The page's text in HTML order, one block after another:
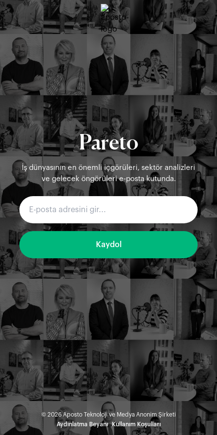
Pareto
İş dünyasının en önemli içgörüleri, sektör analizleri
ve gelecek öngörüleri e-posta kutunda.
Kaydol
© 2026Aposto Teknoloji ve Medya Anonim Şirketi
Aydınlatma Beyanı
Kullanım Koşulları